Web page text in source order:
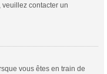
veuillez contacter un
vous êtes en train de